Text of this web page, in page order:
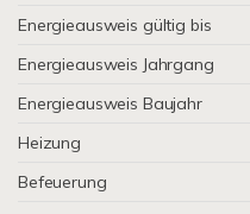
Energieausweis gültig bis
Energieausweis Jahrgang
Energieausweis Baujahr
Heizung
Befeuerung